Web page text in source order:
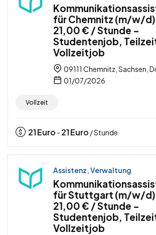
für Chemnitz (m/w/d)
21,00 € / Stunde –
Studentenjob,
Vollzeitjob
09111 Chemnitz, Sachsen,
01/07/2026
Vollzeit
21Euro - 21Euro / Stunde
Assistenz, Verwaltung
für Stuttgart (m/w/d)
21,00 € / Stunde –
Studentenjob,
Vollzeitjob